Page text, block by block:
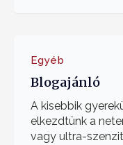
Egyéb
Blogajánló
A kisebbik
elkezdtünk a
vagy ultra-